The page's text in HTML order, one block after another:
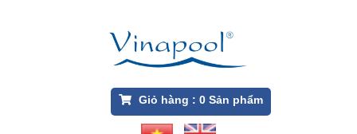
Giỏ hàng : 0Sản phẩm